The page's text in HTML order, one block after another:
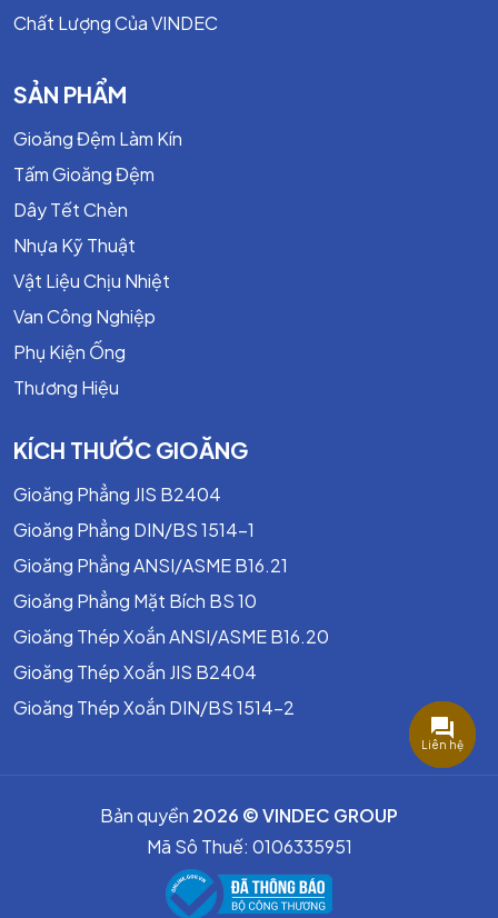
Chất Lượng Của VINDEC
SẢN PHẨM
Gioăng Đệm Làm Kín
Tấm Gioăng Đệm
Dây Tết Chèn
Nhựa Kỹ Thuật
Vật Liệu Chịu Nhiệt
Van Công Nghiệp
Phụ Kiện Ống
Thương Hiệu
KÍCH THƯỚC GIOĂNG
Gioăng Phẳng JIS B2404
Gioăng Phẳng DIN/BS 1514-1
Gioăng Phẳng ANSI/ASME B16.21
Gioăng Phẳng Mặt Bích BS 10
Gioăng Thép Xoắn ANSI/ASME B16.20
Gioăng Thép Xoắn JIS B2404
Gioăng Thép Xoắn DIN/BS 1514-2
Bản quyền 2026 © VINDEC GROUP
Mã Sô Thuế: 0106335951
Liên hệ